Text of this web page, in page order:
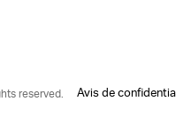
reserved. Avis de